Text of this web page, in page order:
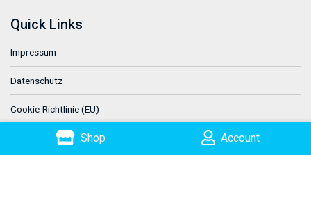
Quick Links
Impressum
Datenschutz
Cookie-Richtlinie (EU)
Shop Account